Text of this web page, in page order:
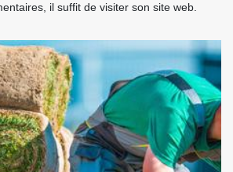
il suffit de visiter son site web.